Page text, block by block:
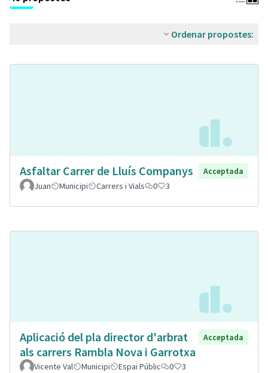
Ordenar propostes:
Asfaltar Carrer de Lluís Companys
Acceptada
Juan
Municipi Carrers i Vials 0 3
Aplicació del pla director d'arbrat
als carrers Rambla Nova i Garrotxa
Acceptada
Vicente Val Municipi Espai Públic 0 3